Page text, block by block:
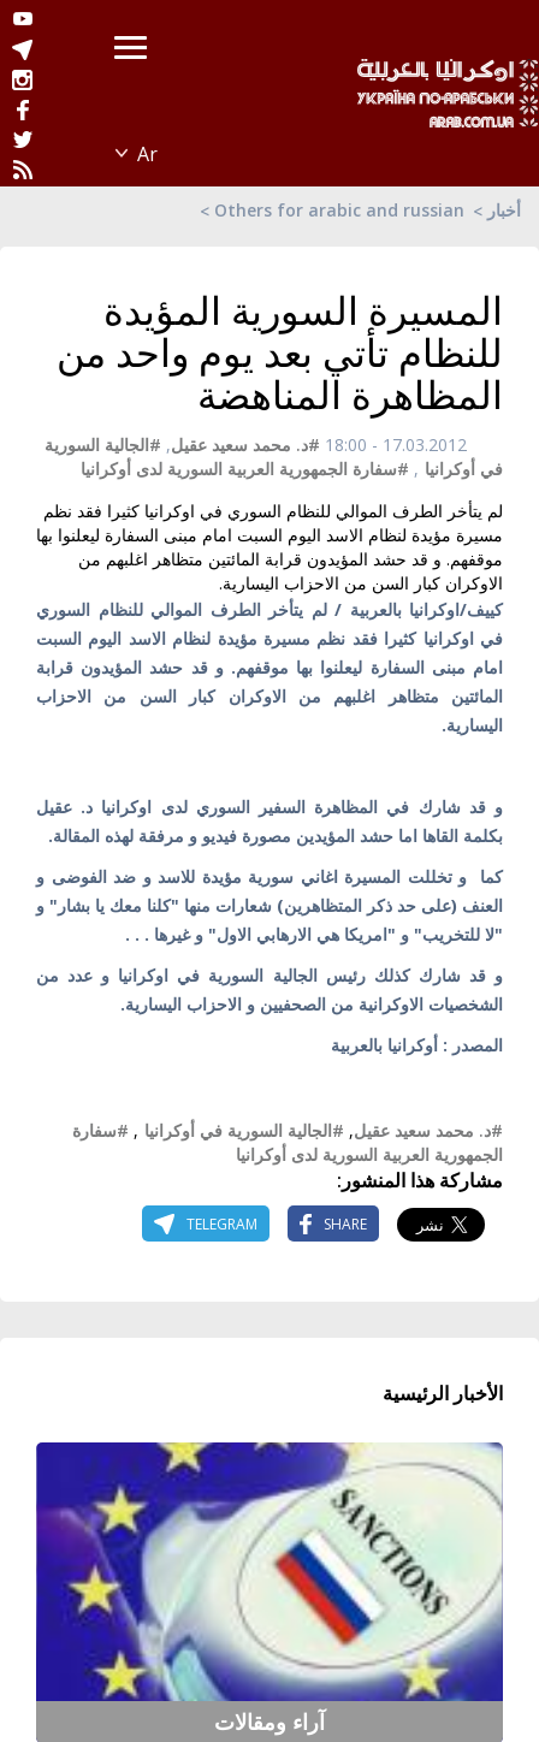
أخبار Others for arabic and russian
المسيرة السورية المؤيدة
للنظام تأتي بعد يوم واحد من
المظاهرة المناهضة
17.03.2012 - 18:00 #د. محمد سعيد عقيل, #الجالية السورية
في أوكرانيا , #سفارة الجمهورية العربية السورية لدى أوكرانيا
لم يتأخر الطرف الموالي للنظام السوري في اوكرانيا كثيرا فقد نظم
مسيرة مؤيدة لنظام الاسد اليوم السبت امام مبنى السفارة ليعلنوا بها
موقفهم. و قد حشد المؤيدون قرابة المائتين متظاهر اغلبهم من
الاوكران كبار السن من الاحزاب اليسارية.
كييف/اوكرانيا بالعربية / لم يتأخر الطرف الموالي للنظام السوري
في اوكرانيا كثيرا فقد نظم مسيرة مؤيدة لنظام الاسد اليوم السبت
امام مبنى السفارة ليعلنوا بها موقفهم. و قد حشد المؤيدون قرابة
المائتين متظاهر اغلبهم من الاوكران كبار السن من الاحزاب
اليسارية.
و قد شارك في المظاهرة السفير السوري لدى اوكرانيا د. عقيل
بكلمة القاها اما حشد المؤيدين مصورة فيديو و مرفقة لهذه المقالة.
كما و تخللت المسيرة اغاني سورية مؤيدة للاسد و ضد الفوضى و
العنف (على حد ذكر المتظاهرين) شعارات منها "كلنا معك يا بشار" و
"لا للتخريب" و "امريكا هي الارهابي الاول" و غيرها . . .
و قد شارك كذلك رئيس الجالية السورية في اوكرانيا و عدد من
الشخصيات الاوكرانية من الصحفيين و الاحزاب اليسارية.
المصدر : أوكرانيا بالعربية
#د. محمد سعيد عقيل, #الجالية السورية في أوكرانيا , #سفارة
الجمهورية العربية السورية لدى أوكرانيا
مشاركة هذا المنشور:
SHARE
TELEGRAM
الأخبار الرئيسية
آراء ومقالات